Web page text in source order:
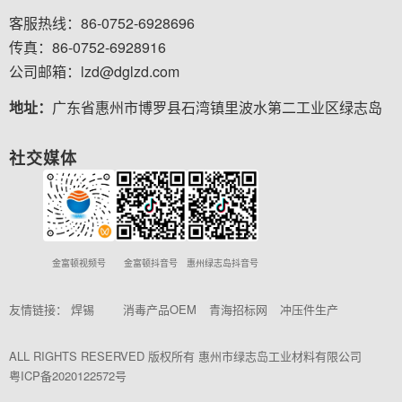
客服热线：86-0752-6928696
传真：86-0752-6928916
公司邮箱：lzd@dglzd.com
地址： 广东省惠州市博罗县石湾镇里波水第二工业区绿志岛
社交媒体
金富顿视频号 金富顿抖音号 惠州绿志岛抖音号
友情链接： 焊锡 消毒产品OEM 青海招标网 冲压件生产
ALL RIGHTS RESERVED 版权所有 惠州市绿志岛工业材料有限公司
粤ICP备2020122572号